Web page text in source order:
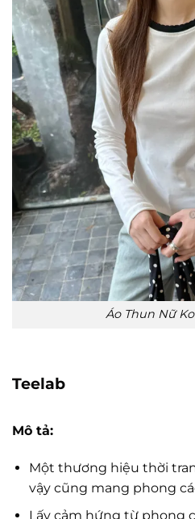
Áo Thun Nữ
Teelab
Mô tả:
Một thương hiệu thời
vậy cũng mang phong
Lấy cảm hứng từ phong